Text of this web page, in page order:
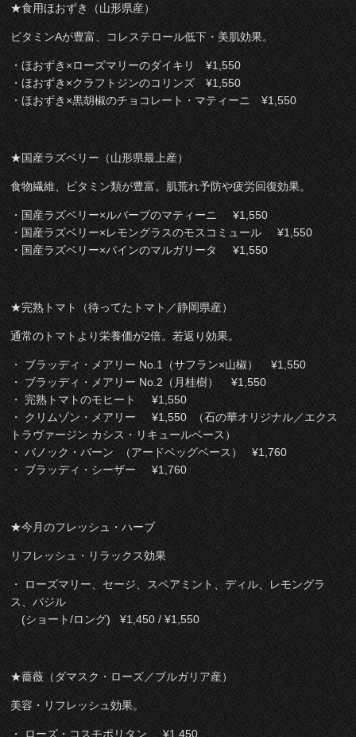
★食用ほおずき（山形県産）
ビタミンAが豊富、コレステロール低下・美肌効果。
・ほおずき×ローズマリーのダイキリ ¥1,550
・ほおずき×クラフトジンのコリンズ ¥1,550
・ほおずき×黒胡椒のチョコレート・マティーニ ¥1,550
★国産ラズベリー（山形県最上産）
食物繊維、ビタミン類が豊富。肌荒れ予防や疲労回復効果。
・国産ラズベリー×ルバーブのマティーニ ¥1,550
・国産ラズベリー×レモングラスのモスコミュール ¥1,550
・国産ラズベリー×パインのマルガリータ ¥1,550
★完熟トマト（待ってたトマト／静岡県産）
通常のトマトより栄養価が2倍。若返り効果。
・ ブラッディ・メアリー No.1（サフラン×山椒） ¥1,550
・ ブラッディ・メアリー No.2（月桂樹） ¥1,550
・ 完熟トマトのモヒート ¥1,550
・ クリムゾン・メアリー ¥1,550 （石の華オリジナル／エクス
トラヴァージン カシス・リキュールベース）
・ バノック・バーン （アードベッグベース） ¥1,760
・ ブラッディ・シーザー ¥1,760
★今月のフレッシュ・ハーブ
リフレッシュ・リラックス効果
・ ローズマリー、セージ、スペアミント、ディル、レモングラ
ス、バジル
(ショート/ロング) ¥1,450 / ¥1,550
★薔薇（ダマスク・ローズ／ブルガリア産）
美容・リフレッシュ効果。
・ ローズ・コスモポリタン ¥1,450